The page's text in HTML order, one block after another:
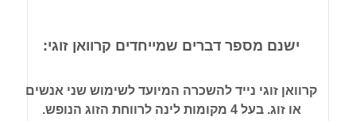
ישנם מספר דברים שמייחדים קרוואן זוגי:
קרוואן זוגי נייד להשכרה המיועד לשימוש שני אנשים
או זוג. בעל 4 מקומות לינה לרווחת הזוג הנופש.